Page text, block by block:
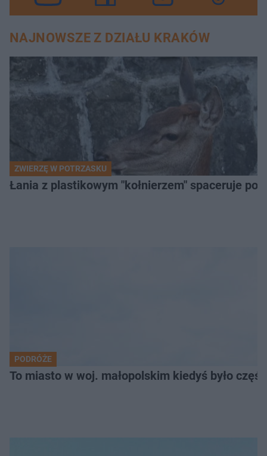
NAJNOWSZE Z DZIAŁU KRAKÓW
ZWIERZĘ W POTRZASKU
Łania z plastikowym "kołnierzem" spaceruje po
PODRÓŻE
To miasto w woj. małopolskim kiedyś było